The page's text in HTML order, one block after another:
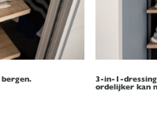
3-in-1-
ordelijker kan